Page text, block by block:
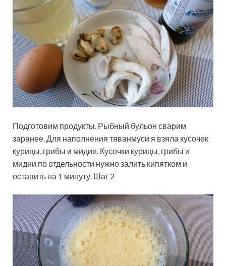
Подготовим продукты. Рыбный бульон сварим
заранее. Для наполнения тяванмуси я взяла кусочек
курицы, грибы и мидии. Кусочки курицы, грибы и
мидии по отдельности нужно залить кипятком и
оставить на 1 минуту. Шаг 2